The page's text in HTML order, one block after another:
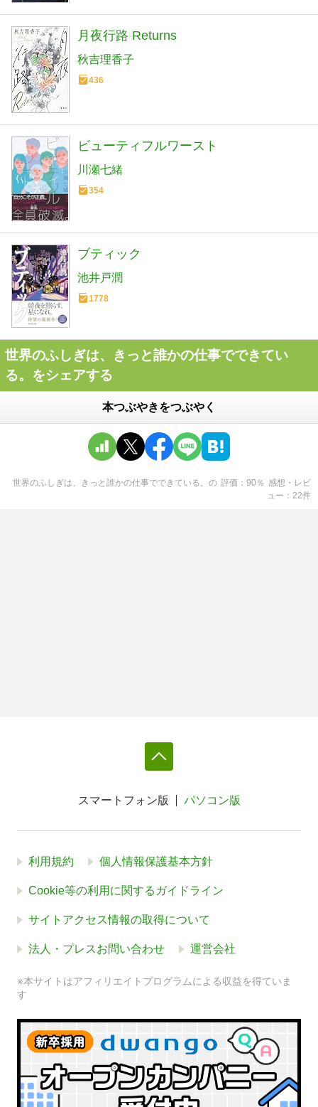
月夜行路 Returns
秋吉理香子
436
ビューティフルワースト
川瀬七緒
354
ブティック
池井戸潤
1778
世界のふしぎは、きっと誰かの仕事でできてい
る。をシェアする
本つぶやきをつぶやく
世界のふしぎは、きっと誰かの仕事でできている。 の 評価 90 ％ 感想・レビ
ュー
22件
スマートフォン版 パソコン版
利用規約 個人情報保護基本方針
Cookie等の利用に関するガイドライン
サイトアクセス情報の取得について
法人・プレスお問い合わせ 運営会社
※本サイトはアフィリエイトプログラムによる収益を得ていま
す